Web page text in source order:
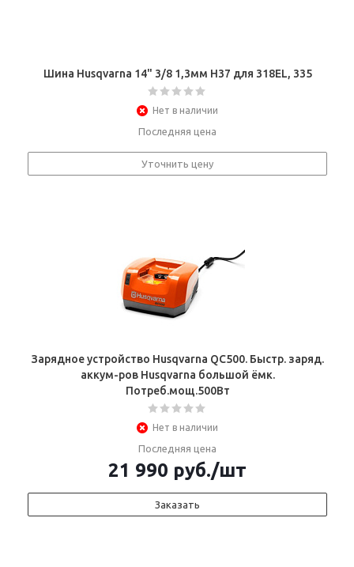
Шина Husqvarna 14" 3/8 1,3мм H37 для 318EL, 335
Нет в наличии
Последняя цена
Уточнить цену
Зарядное устройство Husqvarna QC500. Быстр. заряд.
аккум-ров Husqvarna большой ёмк.
Потреб.мощ.500Вт
Нет в наличии
Последняя цена
21 990 руб./шт
Заказать